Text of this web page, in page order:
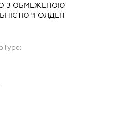
З ОБМЕЖЕНОЮ
"ГОЛДЕН